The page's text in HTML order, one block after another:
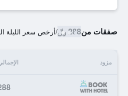
صفقات من288 ﷼ /أرخص سعر الليلة
مزود
288